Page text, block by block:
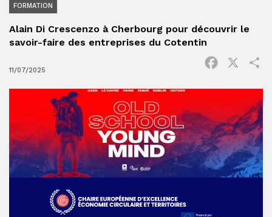
FORMATION
Alain Di Crescenzo à Cherbourg pour découvrir le
savoir-faire des entreprises du Cotentin
11/07/2025
Facebook